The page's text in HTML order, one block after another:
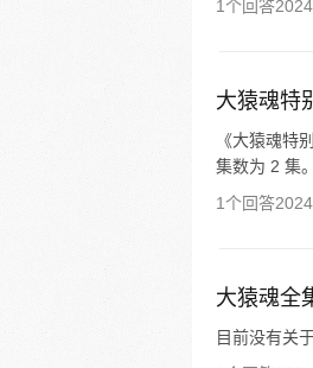
1个回答
大猿魂特
《大猿魂特
集数为 2 集
1个回答
大猿魂全
目前没有关